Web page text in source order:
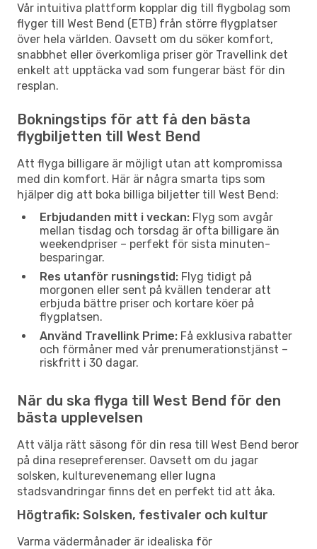
Vår intuitiva plattform kopplar dig till flygbolag som
flyger till West Bend (ETB) från större flygplatser
över hela världen. Oavsett om du söker komfort,
snabbhet eller överkomliga priser gör Travellink det
enkelt att upptäcka vad som fungerar bäst för din
resplan.
Bokningstips för att få den bästa
flygbiljetten till West Bend
Att flyga billigare är möjligt utan att kompromissa
med din komfort. Här är några smarta tips som
hjälper dig att boka billiga biljetter till West Bend:
Erbjudanden mitt i veckan: Flyg som avgår
mellan tisdag och torsdag är ofta billigare än
weekendpriser – perfekt för sista minuten-
besparingar.
Res utanför rusningstid: Flyg tidigt på
morgonen eller sent på kvällen tenderar att
erbjuda bättre priser och kortare köer på
flygplatsen.
Använd Travellink Prime: Få exklusiva rabatter
och förmåner med vår prenumerationstjänst –
riskfritt i 30 dagar.
När du ska flyga till West Bend för den
bästa upplevelsen
Att välja rätt säsong för din resa till West Bend beror
på dina resepreferenser. Oavsett om du jagar
solsken, kulturevenemang eller lugna
stadsvandringar finns det en perfekt tid att åka.
Högtrafik: Solsken, festivaler och kultur
Varma vädermånader är idealiska för